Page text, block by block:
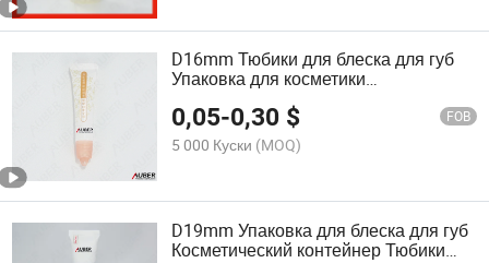
D16mm Тюбики для блеска для губ
Упаковка для косметики
0,05-0,30 $ FOB
5 000 Куски (MOQ)
D19mm Упаковка для блеска для губ
Косметический контейнер Тюбики